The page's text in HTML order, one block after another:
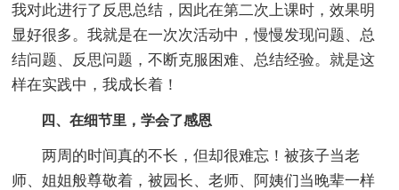
我对此进行了反思总结，因此在第二次上课时，效果明
显好很多。我就是在一次次活动中，慢慢发现问题、总
结问题、反思问题，不断克服困难、总结经验。就是这
样在实践中，我成长着！
四、在细节里，学会了感恩
两周的时间真的不长，但却很难忘！被孩子当老
师、姐姐般尊敬着，被园长、老师、阿姨们当晚辈一样